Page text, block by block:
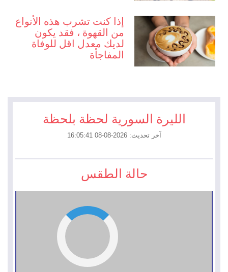
إذا كنت تشرب هذه الأنواع
من القهوة ، فقد يكون
لديك معدل اقل للوفاة
المفاجأة
الليرة السورية لحظة بلحظة
آخر تحديث: 2026-08-08 16:05:41
حالة الطقس